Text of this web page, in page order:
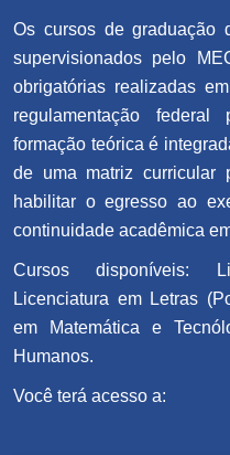
Os cursos de graduação
supervisionados pelo
obrigatórias realizadas
regulamentação
formação teórica é
de uma matriz curricular
habilitar o egresso ao
continuidade acadêmica
Cursos disponíveis:
Licenciatura em Letras
em Matemática e
Humanos.
Você terá acesso a: